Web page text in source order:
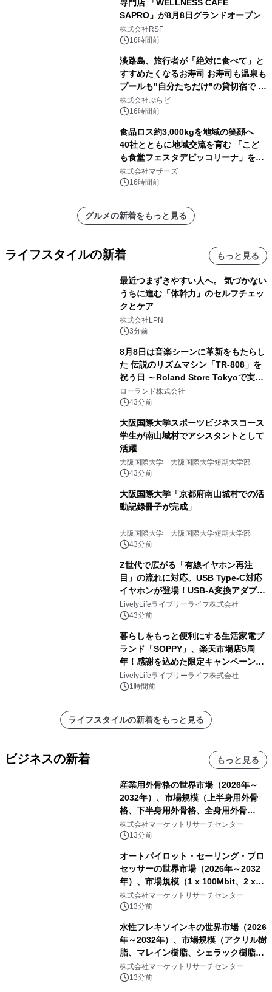
専門店 「WELLNESS CAFE
SAPRO」が8月8日グランドオープン
株式会社RSF
16時間前
淡路島、旅行者が「絶対に食べて」と
すすめたくなるお寿司 お寿司も温泉も
プールも"自分たちだけ"の貸切宿で 1
日1組限定「岩屋温泉 絵島別庭 海と
森」の握り寿司プラン
株式会社ぷらど
16時間前
食品ロス約3,000kgを地域の笑顔へ
40社とともに地域交流を育む 「こど
も食堂フェスタデピッコリーナ」を9
月5日(土)開催
株式会社マザーズ
16時間前
グルメの新着をもっと見る
ライフスタイルの新着 もっと見る
最近つまずきやすい人へ。 気づかない
うちに進む「体幹力」のセルフチェッ
クとケア
株式会社LPN
3分前
8月8日は音楽シーンに革新をもたらし
た 伝説のリズムマシン「TR-808」を
祝う日 ～Roland Store Tokyoで実機
を展示しての 記念キャンペーンを開
催 英国ラジオ「NTS」の 特別プログ
アーティストを フィーチャーしたアニ
メーションを公開～
ローランド株式会社
43分前
大阪国際大学スポーツビジネスコース
学生が南山城村でアシスタントとして
活躍
大阪国際大学 大阪国際大学短期大学部
43分前
大阪国際大学「京都府南山城村での活
動記録冊子が完成」
大阪国際大学 大阪国際大学短期大学部
43分前
Z世代で広がる「有線イヤホン再注
目」の流れに対応。USB Type-C対応
イヤホンが登場！USB-A変換アダプタ
ー付きでスマホからパソコンまで幅広
く活用可能
LivelyLifeライブリーライフ株式会社
43分前
暮らしをもっと便利にする生活家電ブ
ランド「SOPPY」、楽天市場店5周
年！感謝を込めた限定キャンペーンを
8月10日より開催
LivelyLifeライブリーライフ株式会社
1時間前
ライフスタイルの新着をもっと見る
ビジネスの新着 もっと見る
産業用外骨格の世界市場（2026年～
2032年）、市場規模（上半身用外骨
格、下半身用外骨格、全身用外骨
格）・分析レポートを発表
株式会社マーケットリサーチセンター
13分前
オートパイロット・セーリング・プロ
セッサーの世界市場（2026年～2032
年）、市場規模（1 x 100Mbit、2 x
100Mbit）・分析レポートを発表
株式会社マーケットリサーチセンター
13分前
水性フレキソインキの世界市場（2026
年～2032年）、市場規模（アクリル樹
脂、マレイン樹脂、シェラック樹脂、
その他）・分析レポートを発表
株式会社マーケットリサーチセンター
13分前